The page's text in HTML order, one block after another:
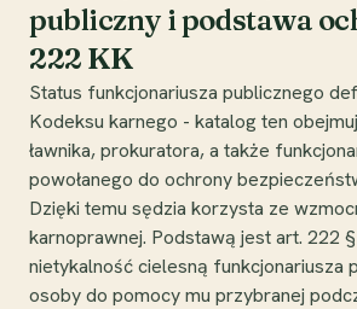
publiczny i podstawa
222 KK
Status funkcjonariusza publicznego
Kodeksu karnego - katalog ten
ławnika, prokuratora, a także
powołanego do ochrony
Dzięki temu sędzia korzysta ze
karnoprawnej. Podstawą jest art. 222
nietykalność cielesną funkcjonariusza
osoby do pomocy mu przybranej